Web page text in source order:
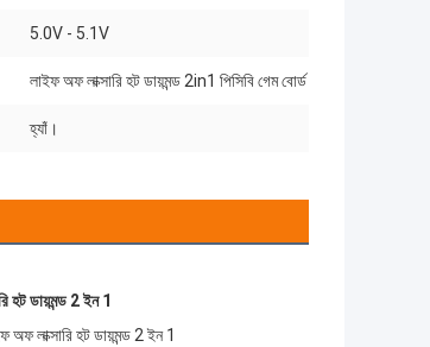
5.0V - 5.1V
লাইফ অফ লাক্সারি হট ডায়মন্ড 2in1 পিসিবি গেম বোর্ড
হ্যাঁ।
হট ডায়মন্ড 2 ইন 1
অফ লাক্সারি হট ডায়মন্ড 2 ইন 1